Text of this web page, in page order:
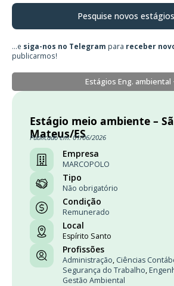
Pesquise novos estágios
...e siga-nos no Telegram para receber
publicarmos!
Estágios Eng. ambiental
Estágio meio ambiente –
Mateus/ES
Publicado em: 01/06/2026
Empresa
MARCOPOLO
Tipo
Não obrigatório
Condição
Remunerado
Local
Espírito Santo
Profissões
Administração, Ciências
Segurança do Trabalho,
Gestão Ambiental